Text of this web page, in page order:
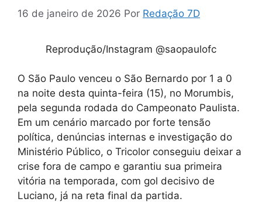
16 de janeiro de 2026 Por Redação 7D
Reprodução/Instagram @saopaulofc
O São Paulo venceu o São Bernardo por 1 a 0
na noite desta quinta-feira (15), no Morumbis,
pela segunda rodada do Campeonato Paulista.
Em um cenário marcado por forte tensão
política, denúncias internas e investigação do
Ministério Público, o Tricolor conseguiu deixar a
crise fora de campo e garantiu sua primeira
vitória na temporada, com gol decisivo de
Luciano, já na reta final da partida.